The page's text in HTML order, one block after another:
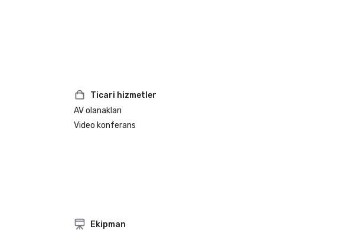
Ticari hizmetler
AV olanakları
Video konferans
Ekipman